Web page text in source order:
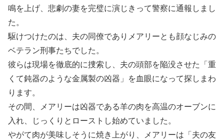
鳴を上げ、悲劇の妻を完璧に演じきって警察に通報しまし
た。
駆けつけたのは、夫の同僚でありメアリーとも顔なじみの
ベテラン刑事たちでした。
彼らは現場を徹底的に捜索し、夫の頭部を陥没させた「重
くて鈍器のような金属製の凶器」を血眼になって探しまわ
ります。
その間、メアリーは凶器である羊の肉を高温のオーブンに
入れ、じっくりとローストし始めていました。
やがて肉が美味しそうに焼き上がり、メアリーは「夫の友